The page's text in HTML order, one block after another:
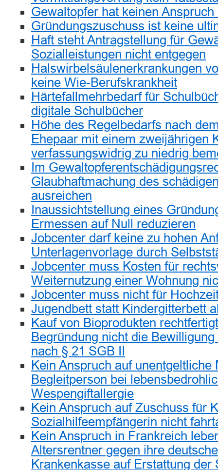
Gewaltopfer hat keinen
Gründungszuschuss ist keine
Haft steht Antragstellung für
Sozialleistungen nicht entgegen
Halswirbelsäulenerkrankungen
keine Wie-Berufskrankheit
Härtefallmehrbedarf für
digitale Schulbücher
Höhe des Regelbedarfs nach
Ehepaar mit einem zweijährigen
verfassungswidrig zu niedrig
Im
Glaubhaftmachung des
ausreichen
Inaussichtstellung eines
Ermessen auf Null reduzieren
Jobcenter darf keine zu hohen
Unterlagenvorlage durch
Jobcenter muss Kosten für
Weiternutzung einer Wohnung
Jobcenter muss nicht für
Jugendbett statt Kindergitterbett
Kauf von Bioprodukten
Begründung nicht die
nach § 21 SGB II
Kein Anspruch auf unentgeltliche
Begleitperson bei
Wespengiftallergie
Kein Anspruch auf Zuschuss für
Sozialhilfeempfängerin nicht
Kein Anspruch in Frankreich
Altersrentner gegen ihre
Krankenkasse auf Erstattung der